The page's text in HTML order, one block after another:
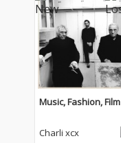
Music, Fashion, Film
Charli xcx